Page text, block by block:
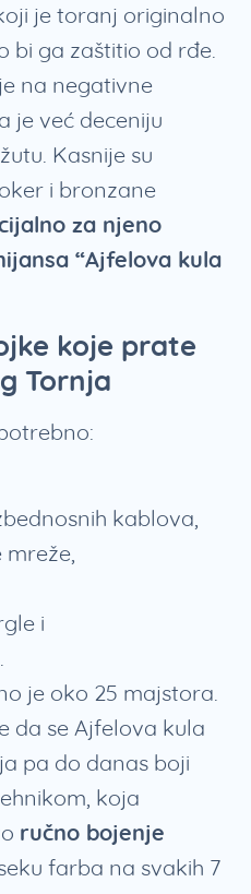
je toranj originalno
bi ga zaštitio od rđe.
na negativne
je već deceniju
Kasnije su
i bronzane
za njeno
“Ajfelova kula
koje prate
Tornja
kablova,
i
je oko 25 majstora.
da se Ajfelova kula
pa do danas boji
koja
ručno bojenje
farba na svakih 7